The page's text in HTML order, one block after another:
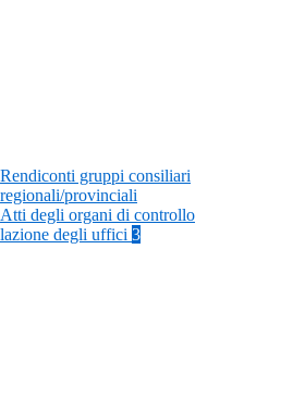
Rendiconti gruppi consiliari
regionali/provinciali
Atti degli organi di controllo
degli uffici 3